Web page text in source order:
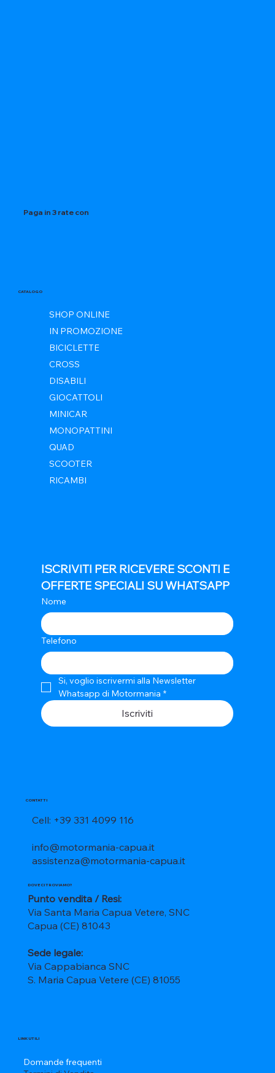
Paga in 3 rate con
CATALOGO
SHOP ONLINE
IN PROMOZIONE
BICICLETTE
CROSS
DISABILI
GIOCATTOLI
MINICAR
MONOPATTINI
QUAD
SCOOTER
RICAMBI
CONTATTI
Cell: +39 331 4099 116
info@motormania-capua.it
assistenza@motormania-capua.it
DOVE CI TROVIAMO?
Punto vendita / Resi:
Via Santa Maria Capua Vetere, SNC
Capua (CE) 81043
Sede legale:
Via Cappabianca SNC
S. Maria Capua Vetere (CE) 81055
LINK UTILI
Domande frequenti
ISCRIVITI PER RICEVERE SCONTI E
OFFERTE SPECIALI SU WHATSAPP
Nome
Telefono
Si, voglio iscrivermi alla Newsletter
Whatsapp di Motormania *
Iscriviti